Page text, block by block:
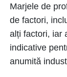
Marjele de
de factori,
alți factori, iar
indicative
anumită